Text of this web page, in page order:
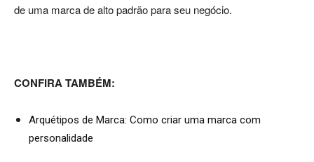
de uma marca de alto padrão para seu negócio.
CONFIRA TAMBÉM:
Arquétipos de Marca: Como criar uma marca com
personalidade